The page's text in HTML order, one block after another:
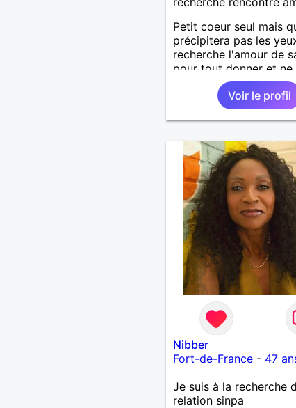
Petit coeur seul mais
précipitera pas les
recherche l'amour de
pour tout donner et ne
Voir le profil
Nibber
Fort-de-France- 47
Je suis à la recherche
relation sinpa